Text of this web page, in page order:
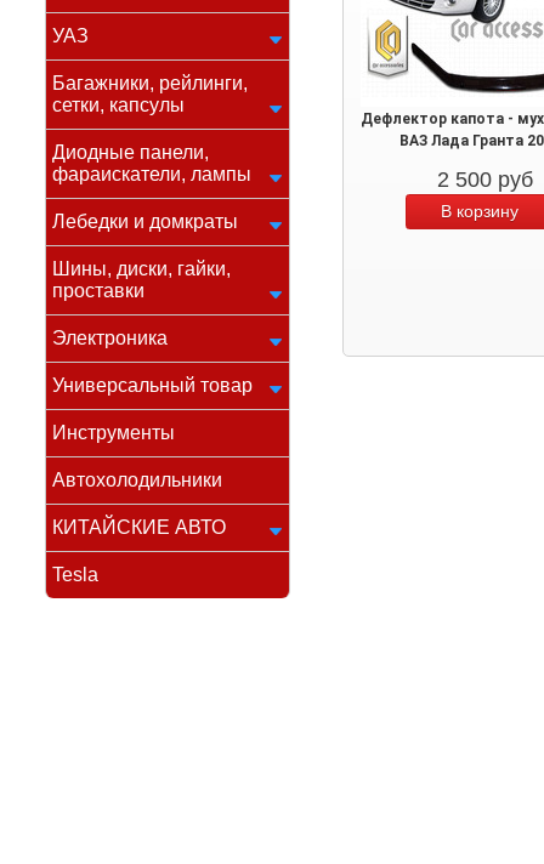
УАЗ
Багажники, рейлинги,
сетки, капсулы
Диодные панели,
фараискатели, лампы
Лебедки и домкраты
Шины, диски, гайки,
проставки
Электроника
Универсальный товар
Инструменты
Автохолодильники
КИТАЙСКИЕ АВТО
Tesla
Дефлектор капота -
ВАЗ Лада Гранта
2 500 руб